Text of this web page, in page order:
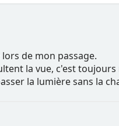
de mon passage.
la vue, c'est toujours
la lumière sans la